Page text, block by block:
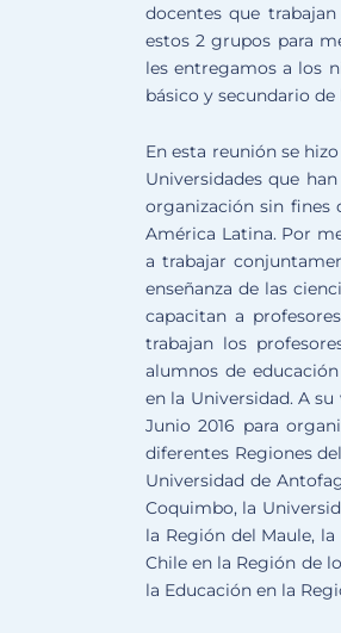
docentes que
estos 2 grupos para
les entregamos a los
básico y secundario de
En esta reunión se
Universidades que
organización sin fines
América Latina. Por
a trabajar
enseñanza de las
capacitan a
trabajan los
alumnos de
en la Universidad. A
Junio 2016 para
diferentes Regiones
Universidad de
Coquimbo, la
la Región del Maule,
Chile en la Región de
la Educación en la